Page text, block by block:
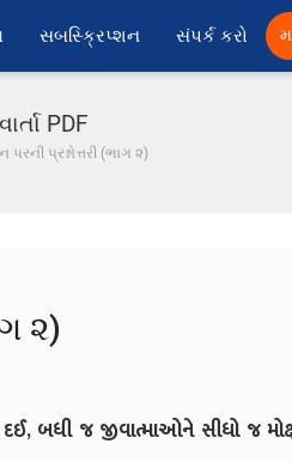
સબસ્ક્રિપ્શન સંપર્ક કરો
PDF
પરની પ્રશ્નોત્તરી (ભાગ ૨)
૨)
બધી જ જીવાત્માઓને સીધો જ